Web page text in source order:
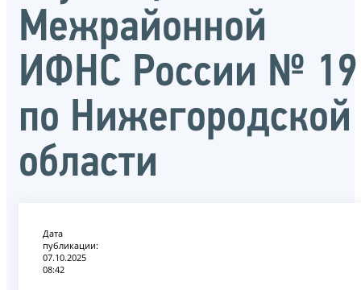
Межрайонной
ИФНС России № 19
по Нижегородской
области
Дата
публикации:
07.10.2025
08:42